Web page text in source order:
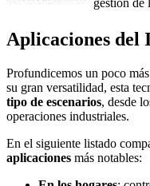
Aplicaciones del
Profundicemos un poco
su gran versatilidad, esta
tipo de escenarios, desde
operaciones industriales.
En el siguiente listado
aplicaciones más notables: